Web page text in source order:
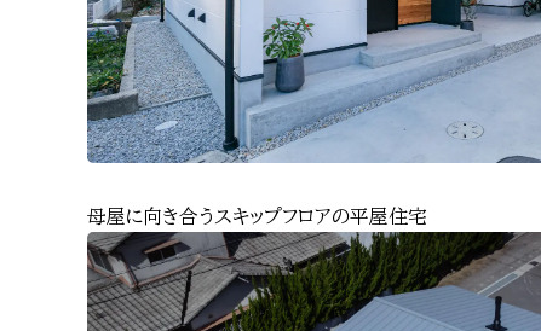
母屋に向き合うスキップフロアの平屋住宅